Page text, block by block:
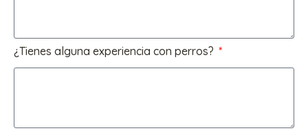
¿Tienes alguna experiencia con perros?